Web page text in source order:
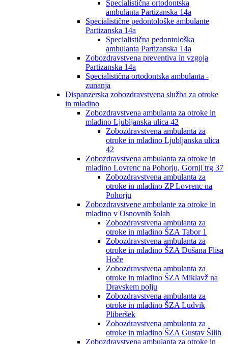
Specialistična ortodontska
ambulanta Partizanska 14a
Specialistične pedontološke ambulante
Partizanska 14a
Specialistična pedontološka
ambulanta Partizanska 14a
Zobozdravstvena preventiva in vzgoja
Partizanska 14a
Specialistična ortodontska ambulanta -
zunanja
Dispanzerska zobozdravstvena služba za otroke
in mladino
Zobozdravstvena ambulanta za otroke in
mladino Ljubljanska ulica 42
Zobozdravstvena ambulanta za
otroke in mladino Ljubljanska ulica
42
Zobozdravstvena ambulanta za otroke in
mladino Lovrenc na Pohorju, Gornji trg 37
Zobozdravstvena ambulanta za
otroke in mladino ZP Lovrenc na
Pohorju
Zobozdravstvene ambulante za otroke in
mladino v Osnovnih šolah
Zobozdravstvena ambulanta za
otroke in mladino ŠZA Tabor 1
Zobozdravstvena ambulanta za
otroke in mladino ŠZA Dušana Flisa
Hoče
Zobozdravstvena ambulanta za
otroke in mladino ŠZA Miklavž na
Dravskem polju
Zobozdravstvena ambulanta za
otroke in mladino ŠZA Ludvik
Pliberšek
Zobozdravstvena ambulanta za
otroke in mladino ŠZA Gustav Šilih
Zobozdravstvena ambulanta za otroke in